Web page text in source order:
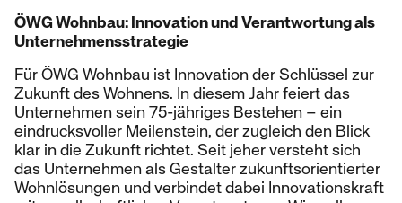
ÖWG Wohnbau: Innovation und Verantwortung als
Unternehmensstrategie
Für ÖWG Wohnbau ist Innovation der Schlüssel zur
Zukunft des Wohnens. In diesem Jahr feiert das
Unternehmen sein75-jähriges Bestehen – ein
eindrucksvoller Meilenstein, der zugleich den Blick
klar in die Zukunft richtet. Seit jeher versteht sich
das Unternehmen als Gestalter zukunftsorientierter
Wohnlösungen und verbindet dabei Innovationskraft